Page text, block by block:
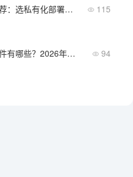
内网聊天软件推荐：选私有化部署还是SaaS？对比3大方案 115
企业即时聊天软件有哪些？2026年五款主流产品清单与选型建议 94